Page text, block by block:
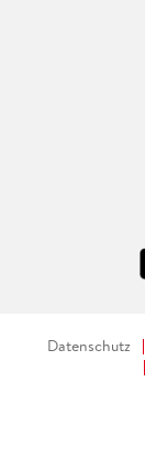
Datenschutz